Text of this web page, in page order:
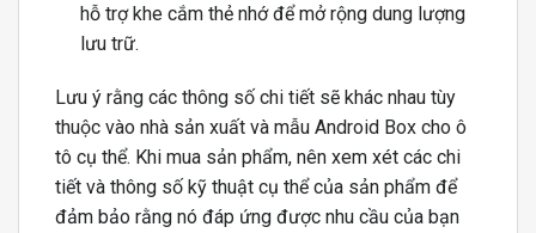
hỗ trợ khe cắm thẻ nhớ để mở rộng dung lượng
lưu trữ.
Lưu ý rằng các thông số chi tiết sẽ khác nhau tùy
thuộc vào nhà sản xuất và mẫu Android Box cho ô
tô cụ thể. Khi mua sản phẩm, nên xem xét các chi
tiết và thông số kỹ thuật cụ thể của sản phẩm để
đảm bảo rằng nó đáp ứng được nhu cầu của bạn